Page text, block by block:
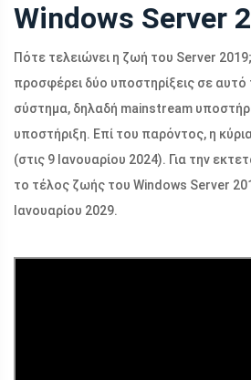
Windows Server
Πότε τελειώνει η ζωή του Server
προσφέρει δύο υποστηρίξεις σε αυτό
σύστημα, δηλαδή mainstream
υποστήριξη. Επί του παρόντος, η
(στις 9 Ιανουαρίου 2024). Για την
το τέλος ζωής του Windows Server
Ιανουαρίου 2029.